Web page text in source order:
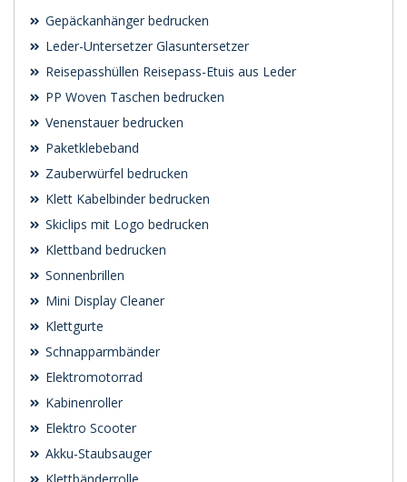
Gepäckanhänger bedrucken
Leder-Untersetzer Glasuntersetzer
Reisepasshüllen Reisepass-Etuis aus Leder
PP Woven Taschen bedrucken
Venenstauer bedrucken
Paketklebeband
Zauberwürfel bedrucken
Klett Kabelbinder bedrucken
Skiclips mit Logo bedrucken
Klettband bedrucken
Sonnenbrillen
Mini Display Cleaner
Klettgurte
Schnapparmbänder
Elektromotorrad
Kabinenroller
Elektro Scooter
Akku-Staubsauger